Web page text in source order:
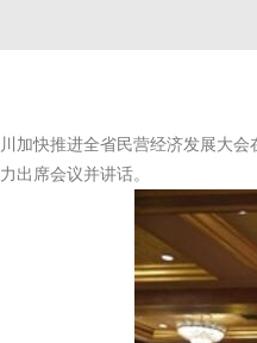
加快推进全省民营经济发展大
出席会议并讲话。